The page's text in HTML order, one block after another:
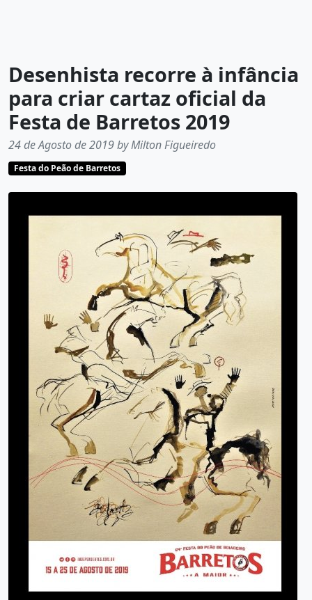
Desenhista recorre à infância
para criar cartaz oficial da
Festa de Barretos 2019
24 de Agosto de 2019 by Milton Figueiredo
Festa do Peão de Barretos